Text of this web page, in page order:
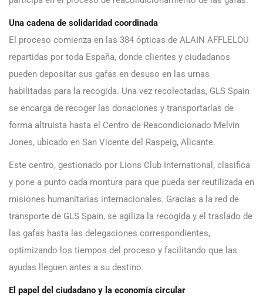
Una cadena de solidaridad coordinada
El proceso comienza en las 384 ópticas de ALAIN AFFLELOU
repartidas por toda España, donde clientes y ciudadanos
pueden depositar sus gafas en desuso en las urnas
habilitadas para la recogida. Una vez recolectadas, GLS Spain
se encarga de recoger las donaciones y transportarlas de
forma altruista hasta el Centro de Reacondicionado Melvin
Jones, ubicado en San Vicente del Raspeig, Alicante.
Este centro, gestionado por Lions Club International, clasifica
y pone a punto cada montura para que pueda ser reutilizada en
misiones humanitarias internacionales. Gracias a la red de
transporte de GLS Spain, se agiliza la recogida y el traslado de
las gafas hasta las delegaciones correspondientes,
optimizando los tiempos del proceso y facilitando que las
ayudas lleguen antes a su destino.
El papel del ciudadano y la economía circular